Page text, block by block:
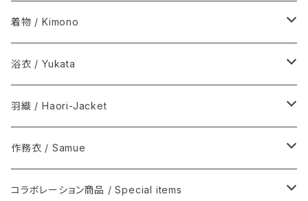
着物 / Kimono
木綿(片貝木綿ほか) / Cotton
シルク / Silk
シルクウール, ウール / Silk-wool, Wool
夏きもの / Summer kimono
浴衣 / Yukata
新着商品 / New items
伊藤若冲シリーズ / Ito Jakuchu
その他 / Others
羽織 / Haori-Jacket
木綿(片貝木綿ほか) / Cotton
シルク / Silk
作務衣 / Samue
ウール / Wool
コラボレーション商品 / Special items